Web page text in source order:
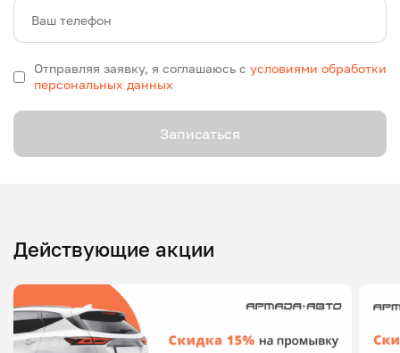
Ваш телефон
Отправляя заявку, я соглашаюсь с условиями обработки
персональных данных
Записаться
Действующие акции